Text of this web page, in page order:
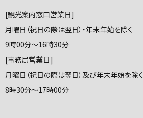
[観光案内窓口営業日]
月曜日（祝日の際は翌日）・年末年始を除く
9時00分～16時30分
[事務局営業日]
月曜日（祝日の際は翌日）及び年末年始を除く
8時30分～17時00分